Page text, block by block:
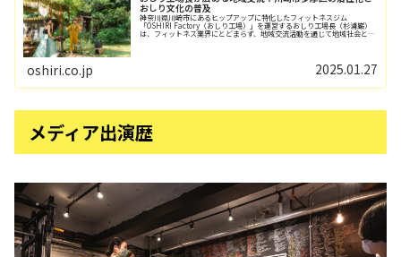
おしり文化の普及
神奈川県川崎市にあるヒップアップに特化したフィットネスジム
「OSHIRI Factory（おしり工場）」を運営するおしり工場長（杉浦巌）
は、フィットネス業界にとどまらず、地域交流活動を通じて地域社会との
oshiri.co.jp 2025.01.27
メディア出演歴